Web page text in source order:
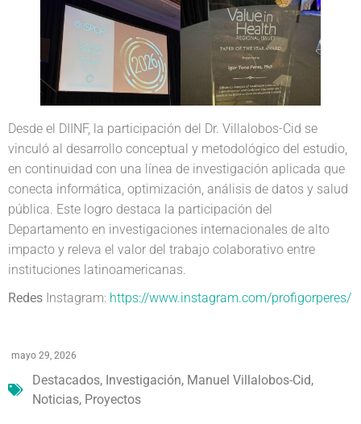
Desde el DIINF, la participación del Dr. Villalobos-Cid se
vinculó al desarrollo conceptual y metodológico del estudio,
en continuidad con una línea de investigación aplicada que
conecta informática, optimización, análisis de datos y salud
pública. Este logro destaca la participación del
Departamento en investigaciones internacionales de alto
impacto y releva el valor del trabajo colaborativo entre
instituciones latinoamericanas.
Redes Instagram: https://www.instagram.com/profigorperes/
mayo 29, 2026
Destacados, Investigación, Manuel Villalobos-Cid,
Noticias, Proyectos